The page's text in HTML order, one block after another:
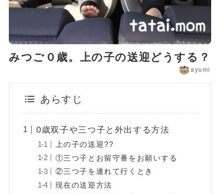
みつご０歳。上の子の送迎どうする？
ayumi
あらすじ
0歳双子や三つ子と外出する方法
上の子の送迎??
①三つ子とお留守番をお願いする
②三つ子を連れて行くとき
現在の送迎方法